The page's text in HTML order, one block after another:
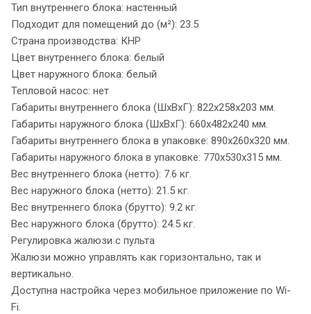
Тип внутреннего блока: настенный
Подходит для помещений до (м²): 23.5
Страна производства: КНР
Цвет внутреннего блока: белый
Цвет наружного блока: белый
Тепловой насос: нет
Габариты внутреннего блока (ШxВxГ): 822x258x203 мм.
Габариты наружного блока (ШxВxГ): 660x482x240 мм.
Габариты внутреннего блока в упаковке: 890x260x320 мм.
Габариты наружного блока в упаковке: 770x530x315 мм.
Вес внутреннего блока (нетто): 7.6 кг.
Вес наружного блока (нетто): 21.5 кг.
Вес внутреннего блока (брутто): 9.2 кг.
Вес наружного блока (брутто): 24.5 кг.
Регулировка жалюзи с пульта
Жалюзи можно управлять как горизонтально, так и
вертикально.
Доступна настройка через мобильное приложение по Wi-
Fi.